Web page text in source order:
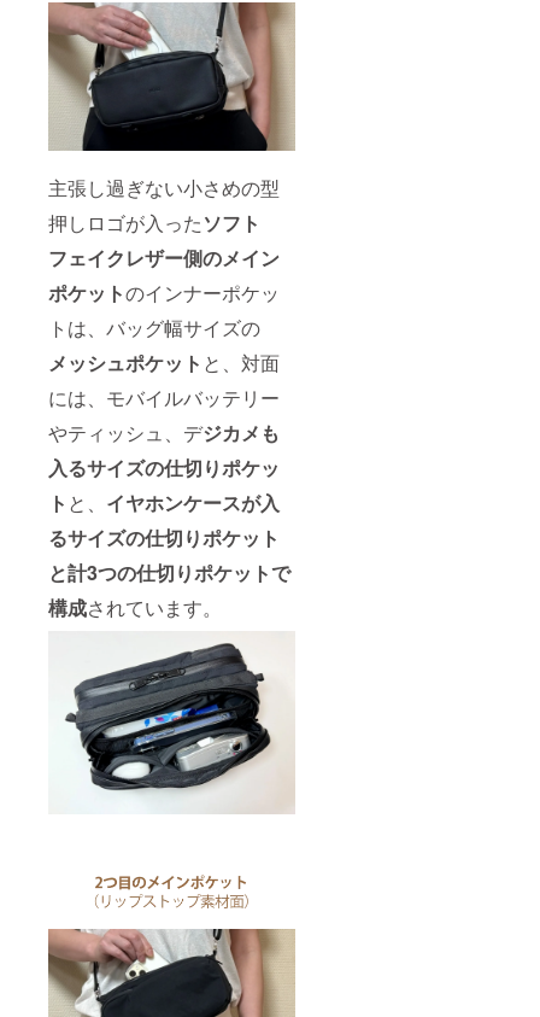
主張し過ぎない小さめの型
押しロゴが入ったソフト
フェイクレザー側のメイン
ポケットのインナーポケッ
トは、バッグ幅サイズの
メッシュポケット と、対面
には、モバイルバッテリー
やティッシュ、デジカメも
入るサイズの仕切りポケッ
ト と、 イヤホンケースが入
るサイズの仕切りポケット
と計3つの仕切りポケットで
構成されています。